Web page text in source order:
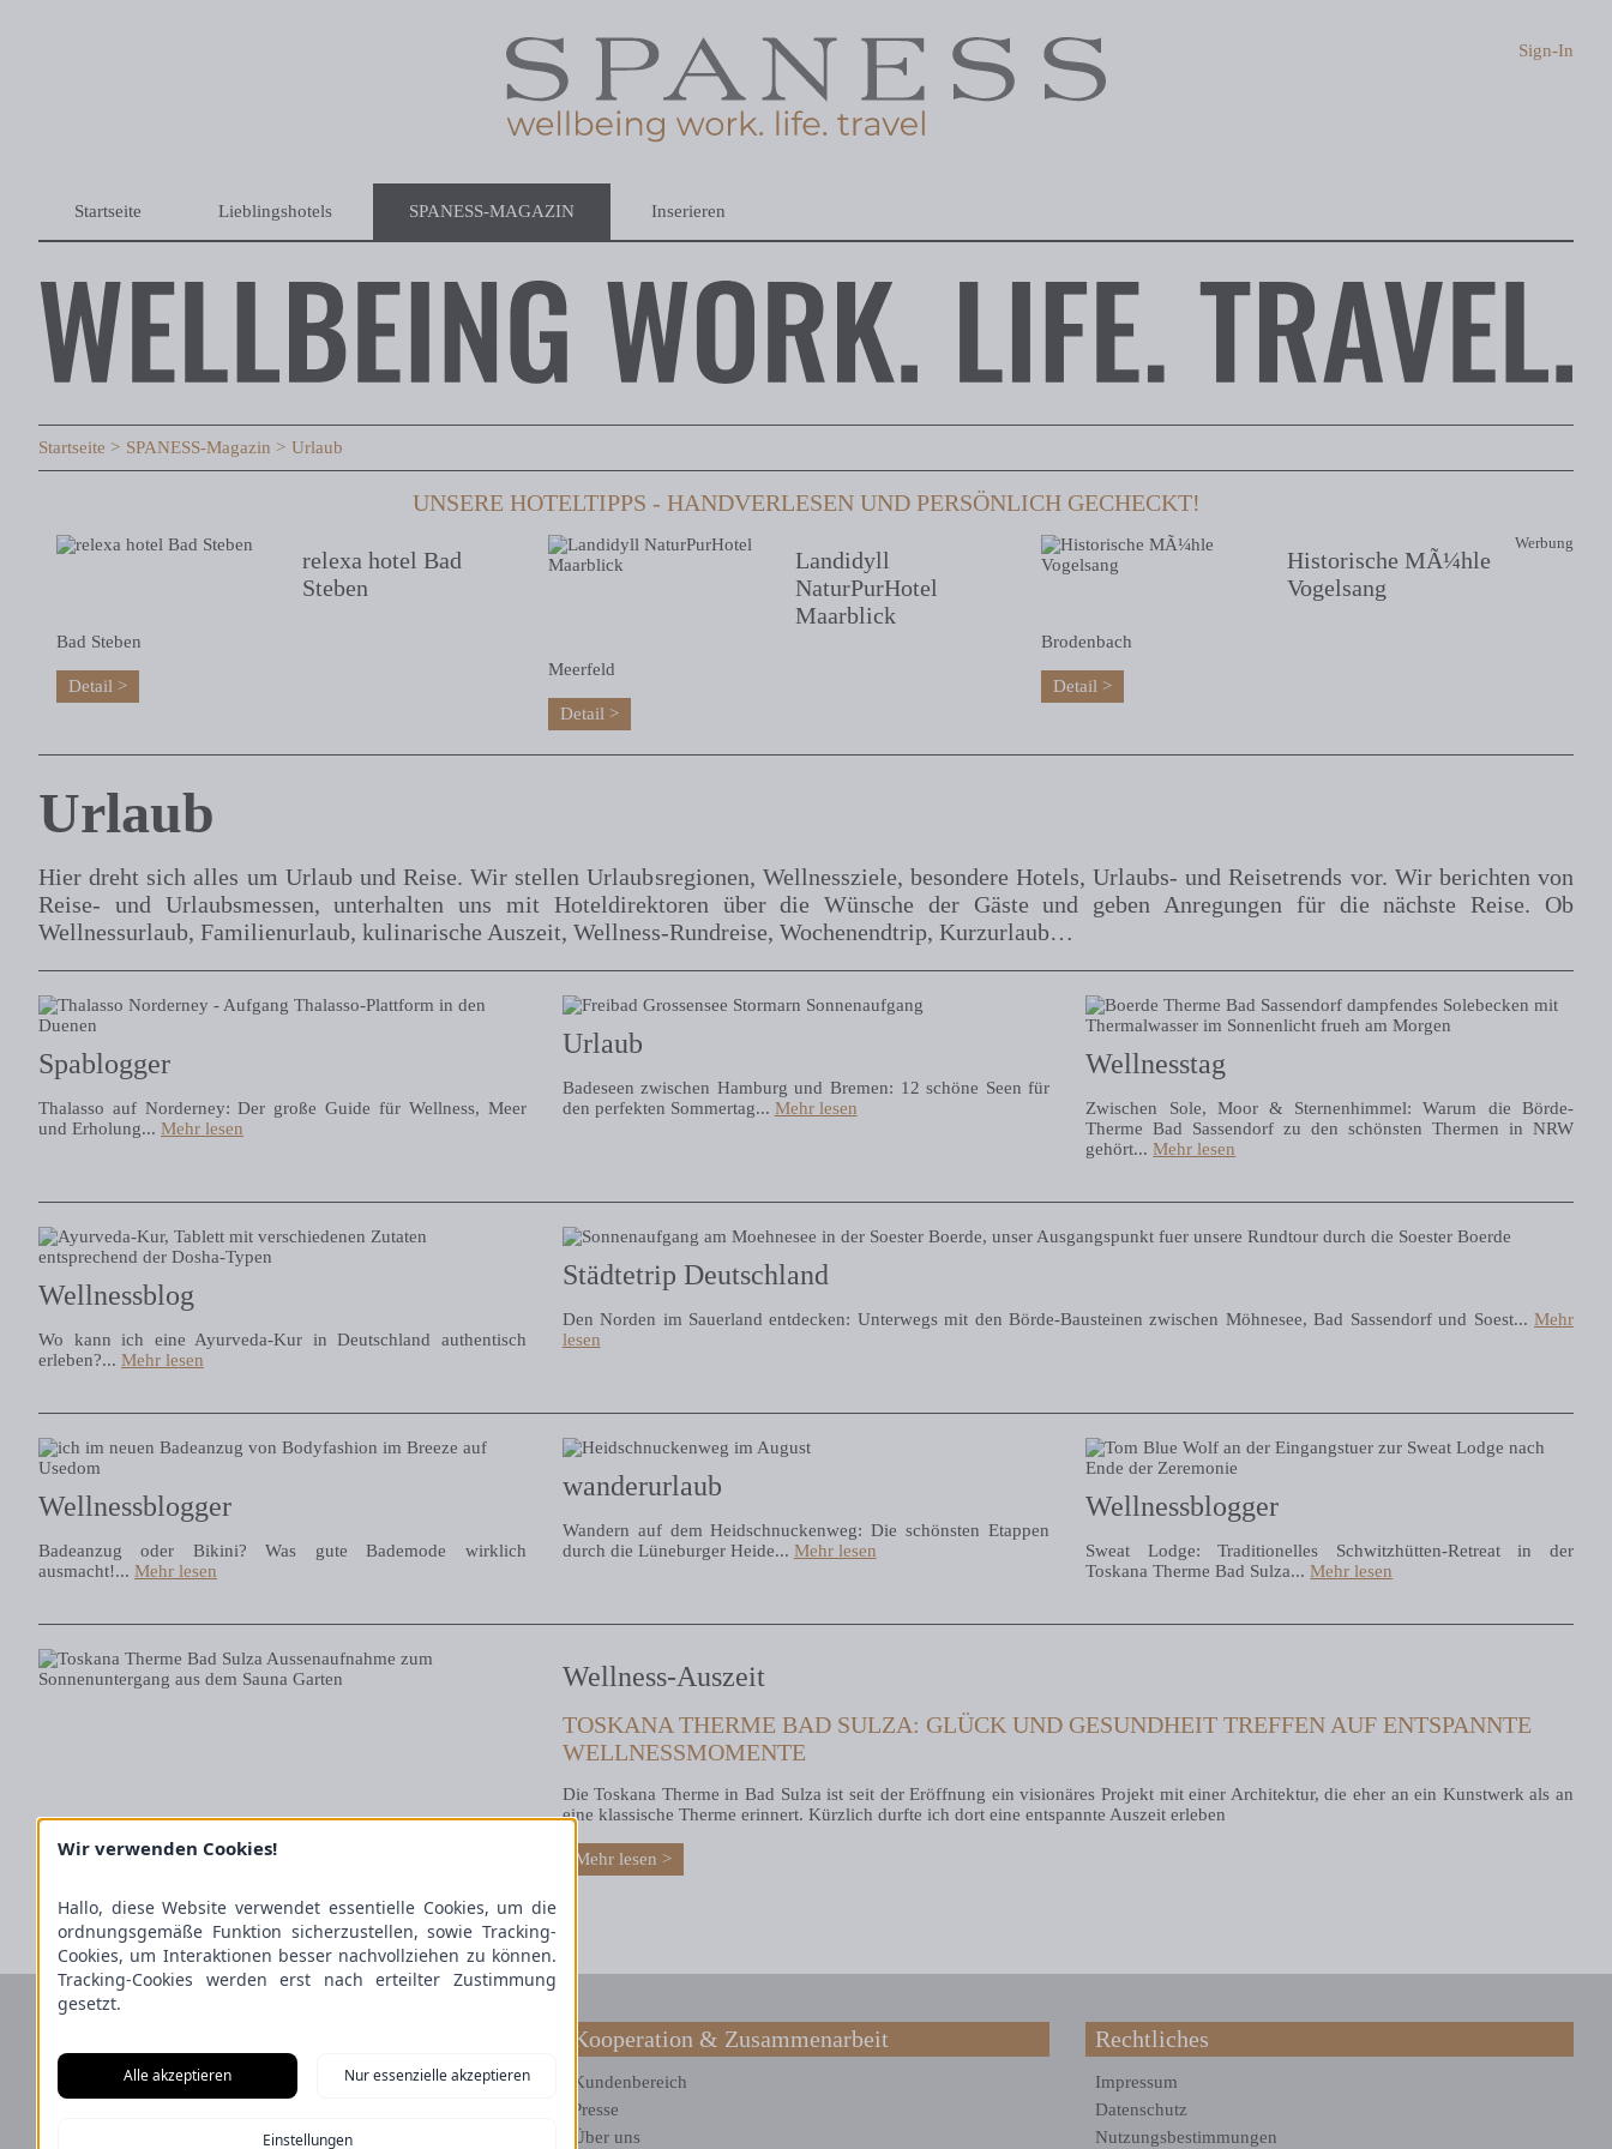
Startseite Lieblingshotels SPANESS-MAGAZIN Inserieren
Sign-In
Startseite SPANESS-Magazin Urlaub
UNSERE HOTELTIPPS - HANDVERLESEN UND PERSÖNLICH GECHECKT!
Werbung
relexa hotel Bad
Steben
Bad Steben
Detail
Landidyll
NaturPurHotel
Maarblick
Meerfeld
Detail
Historische MÃ¼hle
Vogelsang
Brodenbach
Detail
Urlaub
Hier dreht sich alles um Urlaub und Reise. Wir stellen Urlaubsregionen, Wellnessziele, besondere Hotels, Urlaubs- und Reisetrends vor. Wir berichten von
Reise- und Urlaubsmessen, unterhalten uns mit Hoteldirektoren über die Wünsche der Gäste und geben Anregungen für die nächste Reise. Ob
Wellnessurlaub, Familienurlaub, kulinarische Auszeit, Wellness-Rundreise, Wochenendtrip, Kurzurlaub…
Spablogger
Thalasso auf Norderney: Der große Guide für Wellness, Meer
und Erholung... Mehr lesen
Urlaub
Badeseen zwischen Hamburg und Bremen: 12 schöne Seen für
den perfekten Sommertag... Mehr lesen
Wellnesstag
Zwischen Sole, Moor & Sternenhimmel: Warum die Börde-
Therme Bad Sassendorf zu den schönsten Thermen in NRW
gehört...Mehr lesen
Wellnessblog
Wo kann ich eine Ayurveda-Kur in Deutschland authentisch
erleben?... Mehr lesen
Städtetrip Deutschland
Den Norden im Sauerland entdecken: Unterwegs mit den Börde-Bausteinen zwischen Möhnesee, Bad Sassendorf und Soest... Mehr
lesen
Wellnessblogger
Badeanzug oder Bikini? Was gute Bademode wirklich
ausmacht!... Mehr lesen
wanderurlaub
Wandern auf dem Heidschnuckenweg: Die schönsten Etappen
durch die Lüneburger Heide... Mehr lesen
Wellnessblogger
Sweat Lodge: Traditionelles Schwitzhütten-Retreat in der
Toskana Therme Bad Sulza...Mehr lesen
Wellness-Auszeit
TOSKANA THERME BAD SULZA: GLÜCK UND GESUNDHEIT TREFFEN AUF ENTSPANNTE
WELLNESSMOMENTE
Die Toskana Therme in Bad Sulza ist seit der Eröffnung ein visionäres Projekt mit einer Architektur, die eher an ein Kunstwerk als an
eine klassische Therme erinnert. Kürzlich durfte ich dort eine entspannte Auszeit erleben
Mehr lesen
1 2 3 … 77 Ältere Einträge
Hotels nach Themen
Kooperation & Zusammenarbeit
Kundenbereich
Presse
Über uns
Rechtliches
Impressum
Datenschutz
Nutzungsbestimmungen
Wir verwenden Cookies!
Hallo, diese Website verwendet essentielle Cookies, um die
ordnungsgemäße Funktion sicherzustellen, sowie Tracking-
Cookies, um Interaktionen besser nachvollziehen zu können.
Tracking-Cookies werden erst nach erteilter Zustimmung
gesetzt.
Alle akzeptieren Nur essenzielle akzeptieren
Einstellungen